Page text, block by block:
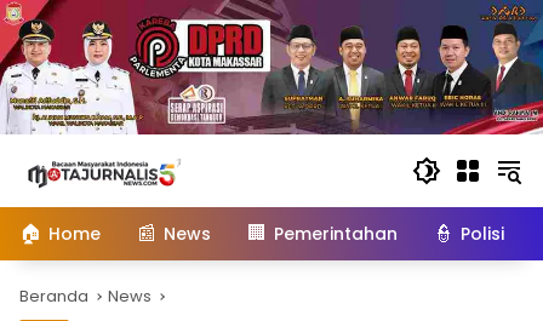
konten
🏠 Home 📰 News 🏢 Pemerintahan 👮 Polisi
Beranda News